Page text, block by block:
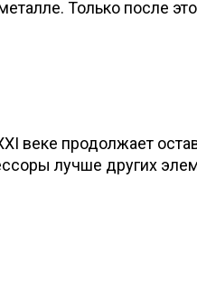
Только после
веке продолжает
лучше других